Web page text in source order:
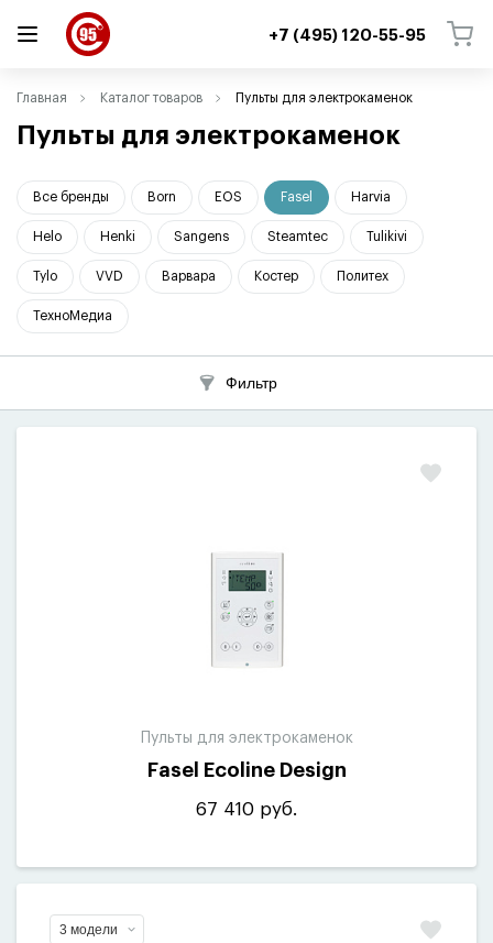
+7 (495) 120-55-95
Главная Каталог товаров Пульты для электрокаменок
Пульты для электрокаменок
Все бренды Born EOS Fasel Harvia
Helo Henki Sangens Steamtec Tulikivi
Tylo VVD Варвара Костер Политех
ТехноМедиа
Фильтр
Пульты для электрокаменок
Fasel Ecoline Design
67 410 руб.
3 модели
ВЕРНУТЬСЯ
ВЕРНУТЬСЯ